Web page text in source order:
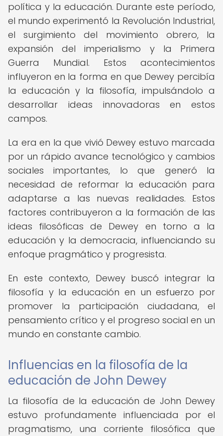
política y la educación. Durante este período,
el mundo experimentó la Revolución Industrial,
el surgimiento del movimiento obrero, la
expansión del imperialismo y la Primera
Guerra Mundial. Estos acontecimientos
influyeron en la forma en que Dewey percibía
la educación y la filosofía, impulsándolo a
desarrollar ideas innovadoras en estos
campos.
La era en la que vivió Dewey estuvo marcada
por un rápido avance tecnológico y cambios
sociales importantes, lo que generó la
necesidad de reformar la educación para
adaptarse a las nuevas realidades. Estos
factores contribuyeron a la formación de las
ideas filosóficas de Dewey en torno a la
educación y la democracia, influenciando su
enfoque pragmático y progresista.
En este contexto, Dewey buscó integrar la
filosofía y la educación en un esfuerzo por
promover la participación ciudadana, el
pensamiento crítico y el progreso social en un
mundo en constante cambio.
Influencias en la filosofía de la
educación de John Dewey
La filosofía de la educación de John Dewey
estuvo profundamente influenciada por el
pragmatismo, una corriente filosófica que